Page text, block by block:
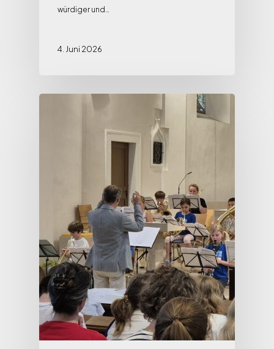
würdiger und…
4. Juni 2026